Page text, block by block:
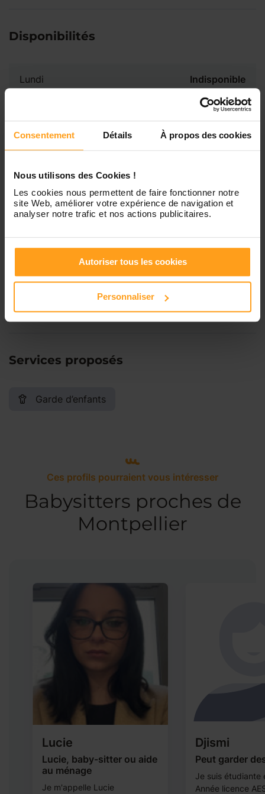
Consentement Détails À propos des cookies
Nous utilisons des Cookies !
Les cookies nous permettent de faire fonctionner notre
site Web, améliorer votre expérience de navigation et
analyser notre trafic et nos actions publicitaires.
Autoriser tous les cookies
Personnaliser
Disponibilités
Lundi Indisponible
Mercredi
Jeudi Disponible de 00:00 à 00:00
Disponible de 00:00 à 00:00
Disponible de 00:00 à 00:00
disponibilités de Kendra ?
Contactez-nous
Services proposés
Garde d’enfants
Ces profils pourraient vous intéresser
Babysitters proches de
Montpellier
Lucie
Lucie, baby-sitter ou aide
au ménage
Je m'appelle Lucie
Djismi
Peut garder
Je suis étudiante
Année licence